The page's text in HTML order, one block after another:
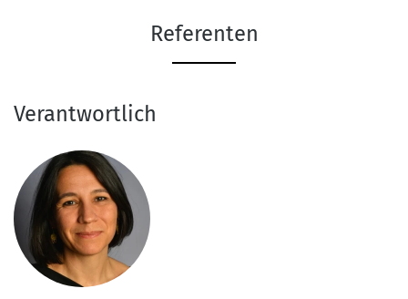
Referenten
Verantwortlich